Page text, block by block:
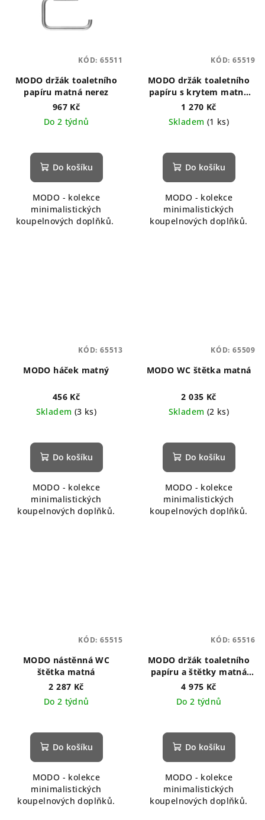
MODO držák toaletního
papíru matná nerez
967 Kč
Do 2 týdnů
Do košíku
MODO - kolekce
minimalistických
koupelnových doplňků.
KÓD: 65511
MODO držák toaletního
papíru s krytem matná
nerez
1 270 Kč
Skladem (1 ks)
Do košíku
MODO - kolekce
minimalistických
koupelnových doplňků.
KÓD: 65519
MODO háček matný
456 Kč
Skladem (3 ks)
Do košíku
MODO - kolekce
minimalistických
koupelnových doplňků.
KÓD: 65513
MODO WC štětka matná
2 035 Kč
Skladem (2 ks)
Do košíku
MODO - kolekce
minimalistických
koupelnových doplňků.
KÓD: 65509
MODO nástěnná WC
štětka matná
2 287 Kč
Do 2 týdnů
Do košíku
MODO - kolekce
minimalistických
koupelnových doplňků.
KÓD: 65515
MODO držák toaletního
papíru a štětky matná
nerez
4 975 Kč
Do 2 týdnů
Do košíku
MODO - kolekce
minimalistických
koupelnových doplňků.
KÓD: 65516